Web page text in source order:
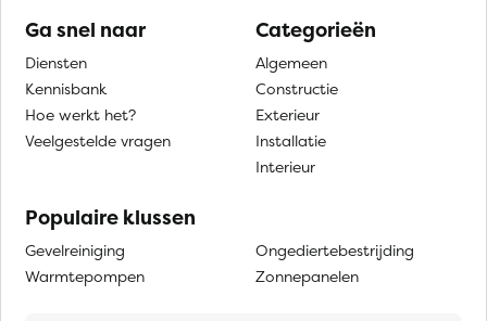
Ga snel naar
Diensten
Kennisbank
Hoe werkt het?
Veelgestelde vragen
Categorieën
Algemeen
Constructie
Exterieur
Installatie
Interieur
Populaire klussen
Gevelreiniging
Warmtepompen
Ongediertebestrijding
Zonnepanelen